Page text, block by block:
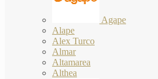
Agape
Alape
Alex Turco
Almar
Altamarea
Althea